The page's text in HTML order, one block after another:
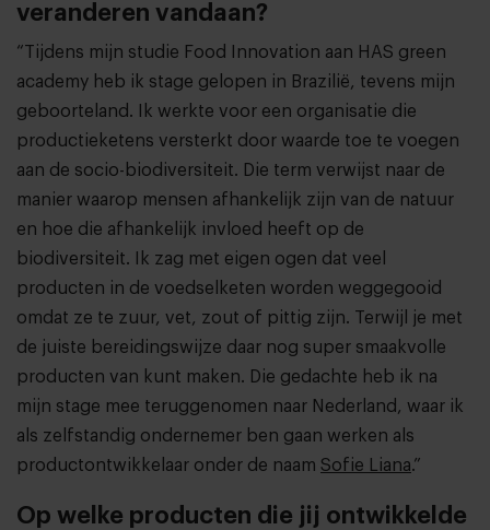
veranderen vandaan?
“Tijdens mijn studie Food Innovation aan HAS green
academy heb ik stage gelopen in Brazilië, tevens mijn
geboorteland. Ik werkte voor een organisatie die
productieketens versterkt door waarde toe te voegen
aan de socio-biodiversiteit. Die term verwijst naar de
manier waarop mensen afhankelijk zijn van de natuur
en hoe die afhankelijk invloed heeft op de
biodiversiteit. Ik zag met eigen ogen dat veel
producten in de voedselketen worden weggegooid
omdat ze te zuur, vet, zout of pittig zijn. Terwijl je met
de juiste bereidingswijze daar nog super smaakvolle
producten van kunt maken. Die gedachte heb ik na
mijn stage mee teruggenomen naar Nederland, waar ik
als zelfstandig ondernemer ben gaan werken als
productontwikkelaar onder de naam Sofie Liana.”
Op welke producten die jij ontwikkelde